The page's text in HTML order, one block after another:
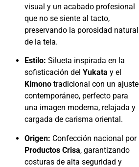
visual y un acabado profesional
que no se siente al tacto,
preservando la porosidad natural
de la tela.
Estilo: Silueta inspirada en la
sofisticación del Yukata y el
Kimono tradicional con un ajuste
contemporáneo, perfecto para
una imagen moderna, relajada y
cargada de carisma oriental.
Origen: Confección nacional por
Productos Crisa, garantizando
costuras de alta seguridad y